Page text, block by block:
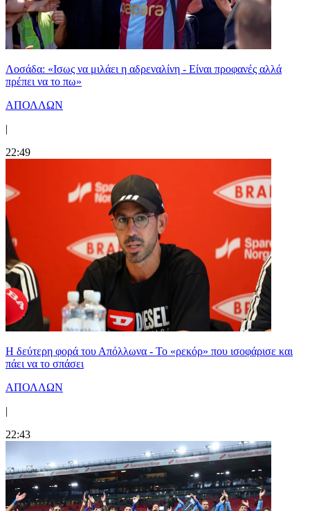
Λοσάδα: «Ισως να μιλάει η αδρεναλίνη - Είναι προφανές αλλά
πρέπει να το πω»
ΑΠΟΛΛΩΝ
|
22:49
Η δεύτερη φορά του Απόλλωνα - Το «ρεκόρ» που ισοφάρισε και
πάει να το σπάσει
ΑΠΟΛΛΩΝ
|
22:43